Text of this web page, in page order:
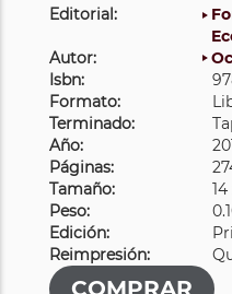
Editorial:
Autor:
Isbn:
Formato:
Terminado:
Año:
Páginas:
Tamaño:
Peso:
Edición:
Reimpresión: